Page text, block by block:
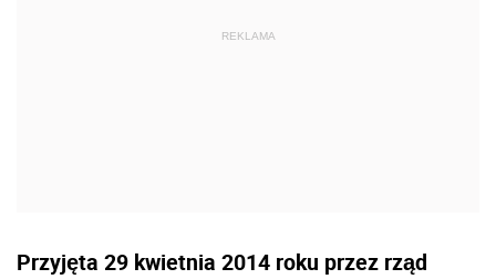
Przyjęta 29 kwietnia 2014 roku przez rząd